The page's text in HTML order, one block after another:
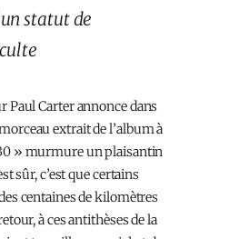
statut de
Paul Carter annonce dans
extrait de l’album à
» murmure un plaisantin
sûr, c’est que certains
centaines de kilomètres
à ces antithèses de la